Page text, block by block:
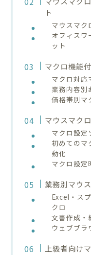
ト
マウスマク
オフィスワ
ット
マクロ機能
マクロ対応
業務内容別
価格帯別マ
マウスマク
マクロ設定
初めてのマ
動化
マクロ設定
業務別マウ
Excel・ス
クロ
文書作成・
ウェブブラ
上級者向け